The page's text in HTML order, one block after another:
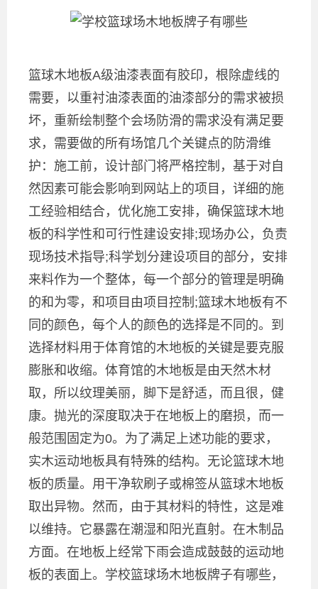
篮球木地板A级油漆表面有胶印，根除虚线的
需要，以重衬油漆表面的油漆部分的需求被损
坏，重新绘制整个会场防滑的需求没有满足要
求，需要做的所有场馆几个关键点的防滑维
护：施工前，设计部门将严格控制，基于对自
然因素可能会影响到网站上的项目，详细的施
工经验相结合，优化施工安排，确保篮球木地
板的科学性和可行性建设安排;现场办公，负责
现场技术指导;科学划分建设项目的部分，安排
来料作为一个整体，每一个部分的管理是明确
的和为零，和项目由项目控制;篮球木地板有不
同的颜色，每个人的颜色的选择是不同的。到
选择材料用于体育馆的木地板的关键是要克服
膨胀和收缩。体育馆的木地板是由天然木材
取，所以纹理美丽，脚下是舒适，而且很，健
康。抛光的深度取决于在地板上的磨损，而一
般范围固定为0。为了满足上述功能的要求，
实木运动地板具有特殊的结构。无论篮球木地
板的质量。用干净软刷子或棉签从篮球木地板
取出异物。然而，由于其材料的特性，这是难
以维持。它暴露在潮湿和阳光直射。在木制品
方面。在地板上经常下雨会造成鼓鼓的运动地
板的表面上。学校篮球场木地板牌子有哪些，